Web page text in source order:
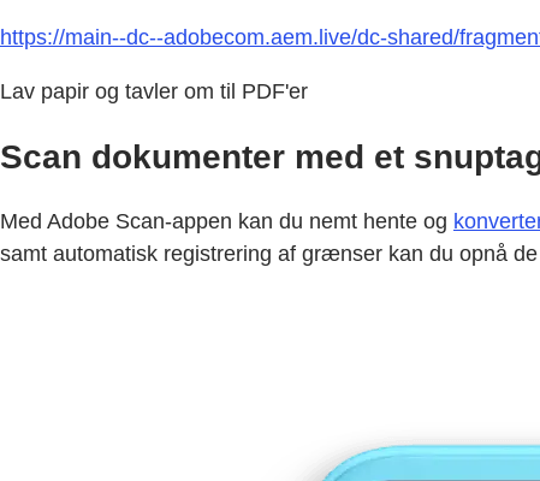
https://main--dc--adobecom.aem.live/dc-shared/
Lav papir og tavler om til PDF'er
Scan dokumenter med et
Med Adobe Scan-appen kan du nemt hente og
samt automatisk registrering af grænser kan du opnå